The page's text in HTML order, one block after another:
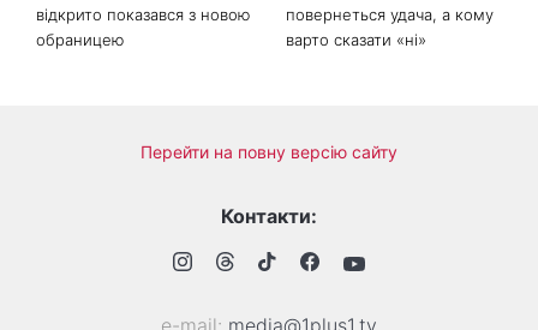
відкрито показався з новою
обраницею
повернеться удача, а кому
варто сказати «ні»
Перейти на повну версію сайту
Контакти:
е-mail: media@1plus1.tv